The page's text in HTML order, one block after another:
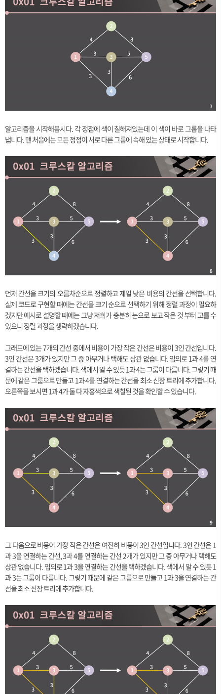
알고리즘을 시작해봅시다. 각 정점에 색이 칠해져있는데 이 색이 바로 그룹을 나타
냅니다. 맨 처음에는 모든 정점이 서로 다른 그룹에 속해 있는 상태로 시작합니다.
먼저 간선을 크기의 오름차순으로 정렬하고 제일 낮은 비용의 간선을 선택합니다.
실제 코드로 구현할 때에는 간선을 크기 순으로 선택하기 위해 정렬 과정이 필요하
겠지만 예시로 설명할 때에는 그냥 저희가 충분히 눈으로 보고 작은 것 부터 고를 수
있으니 정렬 과정을 생략하겠습니다.
그래프에 있는 7개의 간선 중에서 비용이 가장 작은 간선은 비용이 3인 간선입니다.
3인 간선은 3개가 있지만 그 중 아무거나 택해도 상관 없습니다. 임의로 1과 4를 연
결하는 간선을 택하겠습니다. 색에서 알 수 있듯 1과 4는 그룹이 다릅니다. 그렇기 때
문에 같은 그룹으로 만들고 1과 4를 연결하는 간선을 최소 신장 트리에 추가합니다.
오른쪽을 보시면 1과 4가 둘 다 자홍색으로 색칠된 것을 확인할 수 있습니다.
그 다음으로 비용이 가장 작은 간선은 여전히 비용이 3인 간선입니다. 3인 간선은 1
과 3을 연결하는 간선, 3과 4를 연결하는 간선 2개가 있지만 그 중 아무거나 택해도
상관 없습니다. 임의로 1과 3을 연결하는 간선을 택하겠습니다. 색에서 알 수 있듯 1
과 3는 그룹이 다릅니다. 그렇기 때문에 같은 그룹으로 만들고 1과 3을 연결하는 간
선을 최소 신장 트리에 추가합니다.